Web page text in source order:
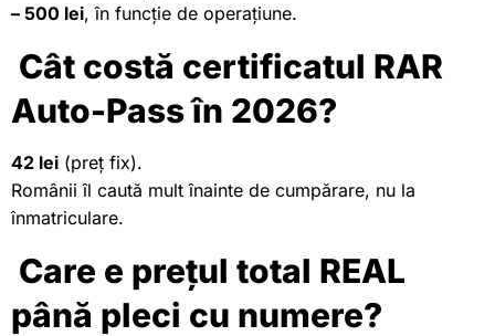
– 500 lei, în funcție de operațiune.
Cât costă certificatul RAR
Auto-Pass în 2026?
42 lei (preț fix).
Românii îl caută mult înainte de cumpărare, nu la
înmatriculare.
Care e prețul total REAL
până pleci cu numere?